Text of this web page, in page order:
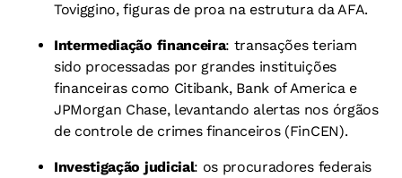
Toviggino, figuras de proa na estrutura da AFA.
Intermediação financeira: transações teriam
sido processadas por grandes instituições
financeiras como Citibank, Bank of America e
JPMorgan Chase, levantando alertas nos órgãos
de controle de crimes financeiros (FinCEN).
Investigação judicial: os procuradores federais